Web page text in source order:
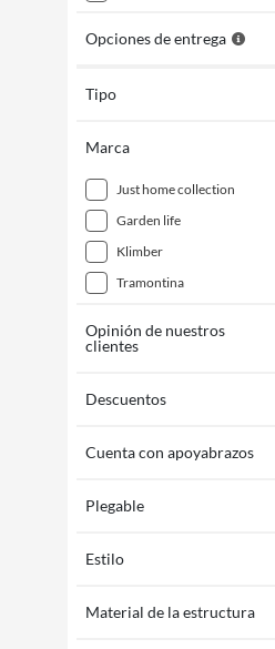
Opciones de entrega
Tipo
Marca
just home collection
garden life
klimber
tramontina
Opinión de nuestros
clientes
Descuentos
Cuenta con apoyabrazos
Plegable
Estilo
Material de la estructura